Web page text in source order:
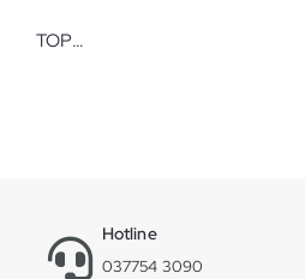
TOPRO Zubehör für Rollatoren
Hotline
037754 3090